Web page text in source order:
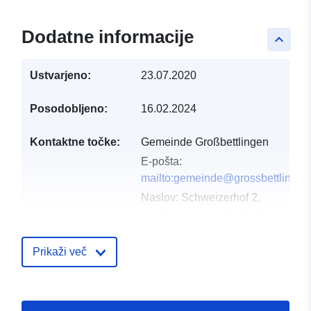
keyboard_arrow_up
Dodatne informacije
Ustvarjeno: 23.07.2020
Posodobljeno: 16.02.2024
Kontaktne točke:
Gemeinde Großbettlingen
E-pošta:
Naslov: Schweizerhof 2,
2026
Prikaži več